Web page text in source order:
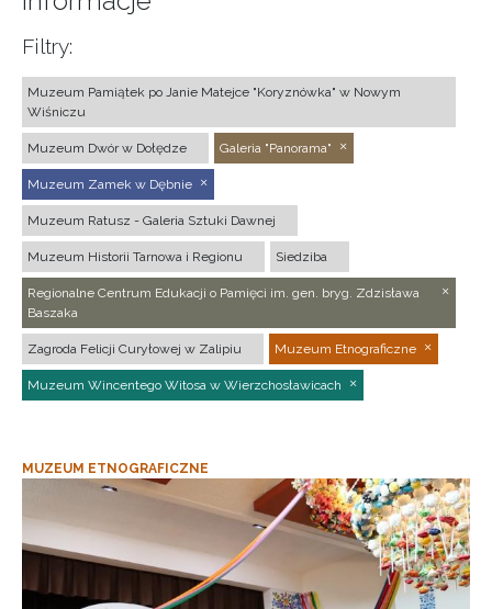
Filtry:
Muzeum Pamiątek po Janie Matejce "Koryznówka" w Nowym
Wiśniczu
Muzeum Dwór w Dołędze Galeria "Panorama"
Muzeum Zamek w Dębnie
Muzeum Ratusz - Galeria Sztuki Dawnej
Muzeum Historii Tarnowa i Regionu Siedziba
Regionalne Centrum Edukacji o Pamięci im. gen. bryg. Zdzisława
Baszaka
Zagroda Felicji Curyłowej w Zalipiu Muzeum Etnograficzne
Muzeum Wincentego Witosa w Wierzchosławicach
MUZEUM ETNOGRAFICZNE